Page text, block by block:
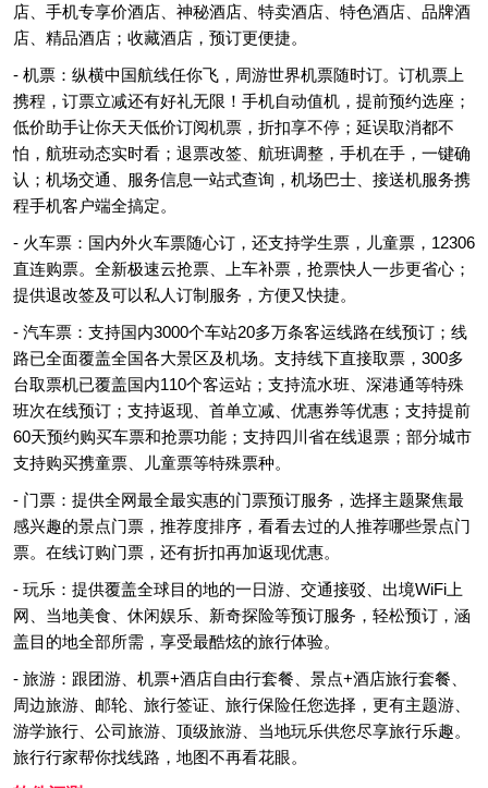
店、手机专享价酒店、神秘酒店、特卖酒店、特色酒店、品牌酒
店、精品酒店；收藏酒店，预订更便捷。
- 机票：纵横中国航线任你飞，周游世界机票随时订。订机票上
携程，订票立减还有好礼无限！手机自动值机，提前预约选座；
低价助手让你天天低价订阅机票，折扣享不停；延误取消都不
怕，航班动态实时看；退票改签、航班调整，手机在手，一键确
认；机场交通、服务信息一站式查询，机场巴士、接送机服务携
程手机客户端全搞定。
- 火车票：国内外火车票随心订，还支持学生票，儿童票，12306
直连购票。全新极速云抢票、上车补票，抢票快人一步更省心；
提供退改签及可以私人订制服务，方便又快捷。
- 汽车票：支持国内3000个车站20多万条客运线路在线预订；线
路已全面覆盖全国各大景区及机场。支持线下直接取票，300多
台取票机已覆盖国内110个客运站；支持流水班、深港通等特殊
班次在线预订；支持返现、首单立减、优惠券等优惠；支持提前
60天预约购买车票和抢票功能；支持四川省在线退票；部分城市
支持购买携童票、儿童票等特殊票种。
- 门票：提供全网最全最实惠的门票预订服务，选择主题聚焦最
感兴趣的景点门票，推荐度排序，看看去过的人推荐哪些景点门
票。在线订购门票，还有折扣再加返现优惠。
- 玩乐：提供覆盖全球目的地的一日游、交通接驳、出境WiFi上
网、当地美食、休闲娱乐、新奇探险等预订服务，轻松预订，涵
盖目的地全部所需，享受最酷炫的旅行体验。
- 旅游：跟团游、机票+酒店自由行套餐、景点+酒店旅行套餐、
周边旅游、邮轮、旅行签证、旅行保险任您选择，更有主题游、
游学旅行、公司旅游、顶级旅游、当地玩乐供您尽享旅行乐趣。
旅行行家帮你找线路，地图不再看花眼。